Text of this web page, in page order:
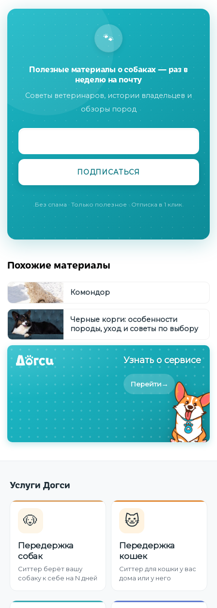
🐾
Полезные материалы о собаках — раз в
неделю на почту
Советы ветеринаров, истории владельцев и
обзоры пород
Без спама · Только полезное · Отписка в 1 клик
Похожие материалы
Комондор
Черные корги: особенности
породы, уход и советы по выбору
Узнать о сервисе
Перейти→
Услуги Догси
🐶
Передержка
собак
Ситтер берёт вашу
собаку к себе на N дней
🐱
Передержка
кошек
Ситтер для кошки у вас
дома или у него